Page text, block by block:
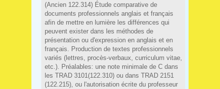
(Ancien 122.314) Étude comparative de
documents professionnels anglais et français
afin de mettre en lumière les différences qui
peuvent exister dans les méthodes de
présentation ou d'expression en anglais et en
français. Production de textes professionnels
variés (lettres, procès-verbaux, curriculum vitae,
etc.). Préalables: une note minimale de C dans
les TRAD 3101(122.310) ou dans TRAD 2151
(122.215), ou l'autorisation écrite du professeur